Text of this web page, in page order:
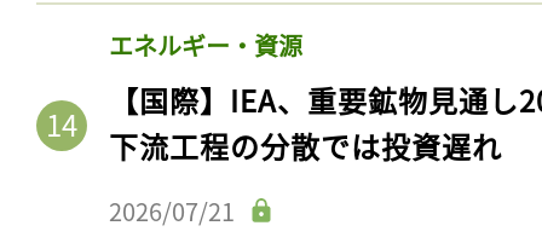
エネルギー・資源
【国際】IEA、重要鉱物見通
下流工程の分散では投資遅れ
2026/07/21
ログインが必
ログイン